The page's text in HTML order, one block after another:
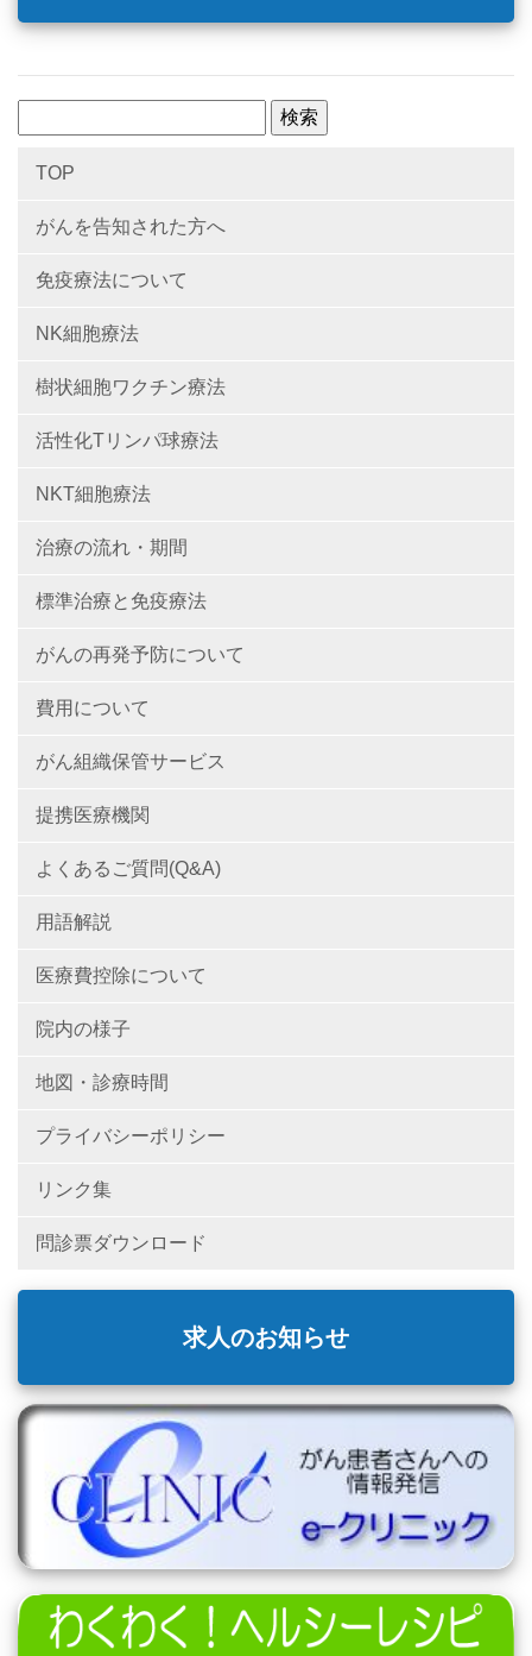
索:
TOP
がんを告知された方へ
免疫療法について
NK細胞療法
樹状細胞ワクチン療法
活性化Tリンパ球療法
NKT細胞療法
治療の流れ・期間
標準治療と免疫療法
がんの再発予防について
費用について
がん組織保管サービス
提携医療機関
よくあるご質問(Q&A)
用語解説
医療費控除について
院内の様子
地図・診療時間
プライバシーポリシー
リンク集
問診票ダウンロード
求人のお知らせ